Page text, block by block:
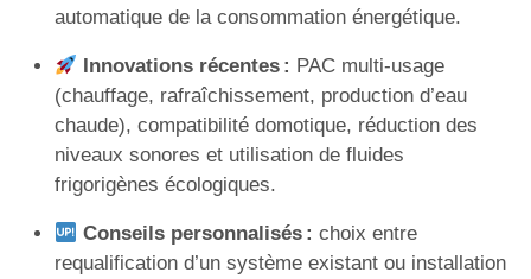
automatique de la consommation énergétique.
Innovations récentes : PAC multi-usage
(chauffage, rafraîchissement, production d’eau
chaude), compatibilité domotique, réduction des
niveaux sonores et utilisation de fluides
frigorigènes écologiques.
Conseils personnalisés : choix entre
requalification d’un système existant ou installation